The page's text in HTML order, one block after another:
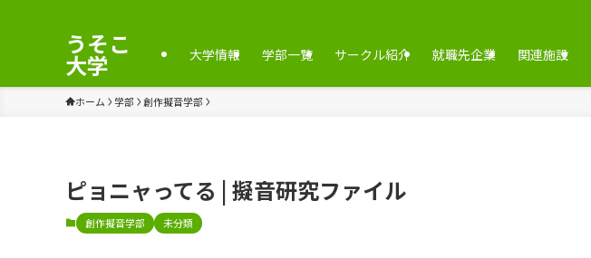
うそこ
大学 大学情報 学部一覧 サークル紹介 就職先企業 関連施設
ホーム 学部 創作擬音学部
ピョニャってる | 擬音研究ファイル
創作擬音学部 未分類